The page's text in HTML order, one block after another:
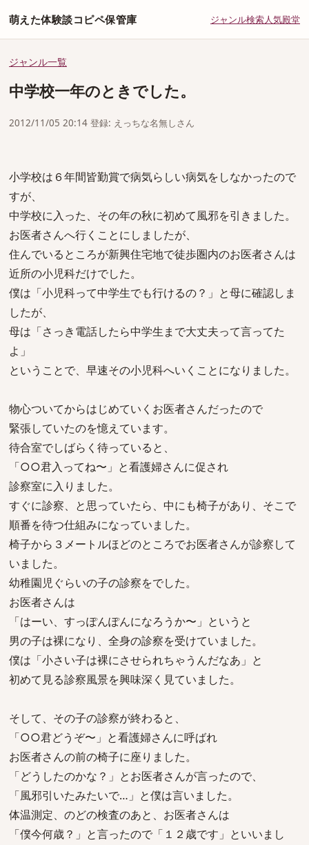
萌えた体験談コピペ保管庫 ジャンル検索人気殿堂
ジャンル一覧
中学校一年のときでした。
2012/11/05 20:14 登録: えっちな名無しさん
小学校は６年間皆勤賞で病気らしい病気をしなかったので
すが、
中学校に入った、その年の秋に初めて風邪を引きました。
お医者さんへ行くことにしましたが、
住んでいるところが新興住宅地で徒歩圏内のお医者さんは
近所の小児科だけでした。
僕は「小児科って中学生でも行けるの？」と母に確認しま
したが、
母は「さっき電話したら中学生まで大丈夫って言ってた
よ」
ということで、早速その小児科へいくことになりました。
物心ついてからはじめていくお医者さんだったので
緊張していたのを憶えています。
待合室でしばらく待っていると、
「○○君入ってね〜」と看護婦さんに促され
診察室に入りました。
すぐに診察、と思っていたら、中にも椅子があり、そこで
順番を待つ仕組みになっていました。
椅子から３メートルほどのところでお医者さんが診察して
いました。
幼稚園児ぐらいの子の診察をでした。
お医者さんは
「はーい、すっぽんぽんになろうか〜」というと
男の子は裸になり、全身の診察を受けていました。
僕は「小さい子は裸にさせられちゃうんだなあ」と
初めて見る診察風景を興味深く見ていました。
そして、その子の診察が終わると、
「○○君どうぞ〜」と看護婦さんに呼ばれ
お医者さんの前の椅子に座りました。
「どうしたのかな？」とお医者さんが言ったので、
「風邪引いたみたいで…」と僕は言いました。
体温測定、のどの検査のあと、お医者さんは
「僕今何歳？」と言ったので「１２歳です」といいまし